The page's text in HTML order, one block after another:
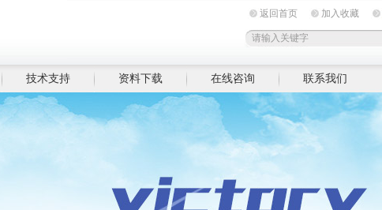
返回首页 加入收藏
技术支持 资料下载 在线咨询 联系我们